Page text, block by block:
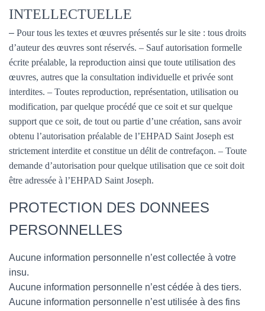
INTELLECTUELLE
– Pour tous les textes et œuvres présentés sur le site : tous droits
d’auteur des œuvres sont réservés. – Sauf autorisation formelle
écrite préalable, la reproduction ainsi que toute utilisation des
œuvres, autres que la consultation individuelle et privée sont
interdites. – Toutes reproduction, représentation, utilisation ou
modification, par quelque procédé que ce soit et sur quelque
support que ce soit, de tout ou partie d’une création, sans avoir
obtenu l’autorisation préalable de l’EHPAD Saint Joseph est
strictement interdite et constitue un délit de contrefaçon. – Toute
demande d’autorisation pour quelque utilisation que ce soit doit
être adressée à l’EHPAD Saint Joseph.
PROTECTION DES DONNEES
PERSONNELLES
Aucune information personnelle n’est collectée à votre
insu.
Aucune information personnelle n’est cédée à des tiers.
Aucune information personnelle n’est utilisée à des fins